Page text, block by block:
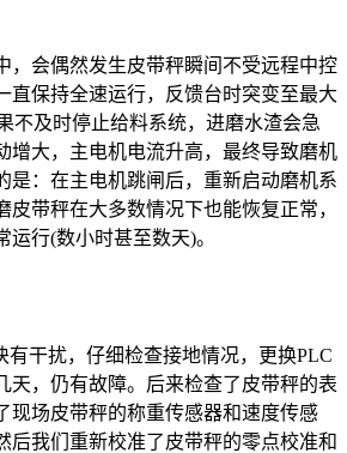
，会偶然发生皮带秤瞬间不受远程中控
直保持全速运行，反馈台时突变至最大
不及时停止给料系统，进磨水渣会急
增大，主电机电流升高，最终导致磨机
是：在主电机跳闸后，重新启动磨机系
皮带秤在大多数情况下也能恢复正常，
行(数小时甚至数天)。
有干扰，仔细检查接地情况，更换PLC
天，仍有故障。后来检查了皮带秤的表
现场皮带秤的称重传感器和速度传感
后我们重新校准了皮带秤的零点校准和